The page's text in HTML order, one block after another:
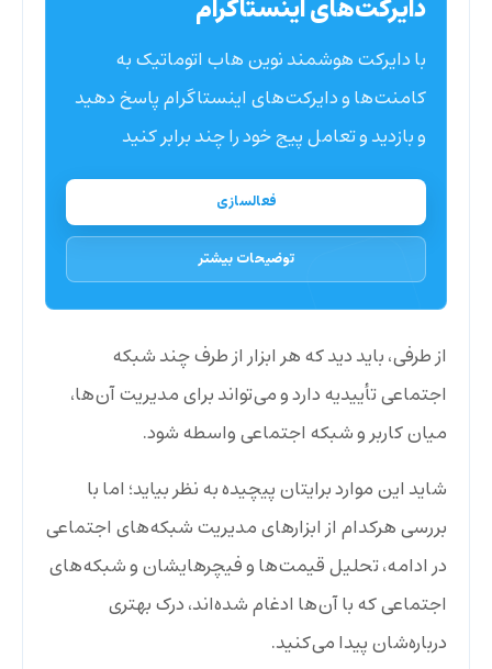
دایرکت‌های اینستاگرام
با دایرکت هوشمند نوین هاب اتوماتیک به
کامنت‌ها و دایرکت‌های اینستاگرام پاسخ دهید
و بازدید و تعامل پیج خود را چند برابر کنید
فعالسازی
توضیحات بیشتر
از طرفی، باید دید که هر ابزار از طرف چند شبکه
اجتماعی تأییدیه دارد و می‌تواند برای مدیریت آن‌ها،
میان کاربر و شبکه اجتماعی واسطه شود.
شاید این موارد برایتان پیچیده به نظر بیاید؛ اما با
بررسی هرکدام از ابزارهای مدیریت شبکه‌های اجتماعی
در ادامه، تحلیل قیمت‌ها و فیچرهایشان و شبکه‌های
اجتماعی که با آن‌ها ادغام شده‌اند، درک بهتری
درباره‌شان پیدا می‌کنید.